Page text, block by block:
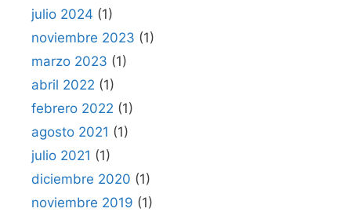
julio 2024 (1)
noviembre 2023 (1)
marzo 2023 (1)
abril 2022 (1)
febrero 2022 (1)
agosto 2021 (1)
julio 2021 (1)
diciembre 2020 (1)
noviembre 2019 (1)